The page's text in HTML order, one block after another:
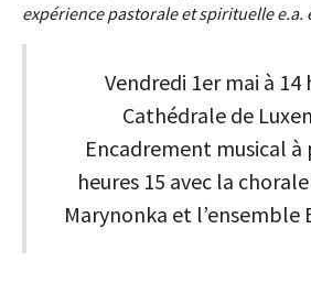
expérience pastorale et spirituelle e.a.
Vendredi 1er mai à 14
Cathédrale de
Encadrement musical à
heures 15 avec la
Marynonka et l’ensemble